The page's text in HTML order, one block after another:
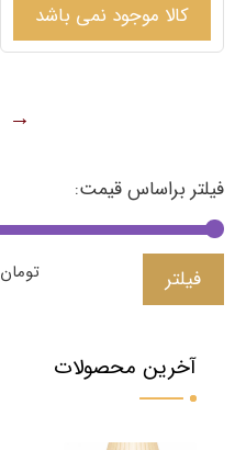
فیلتر براساس قیمت:
فیلتر 39,800,000 تومان
آخرین محصولات
کالا موجود نمی باشد
→